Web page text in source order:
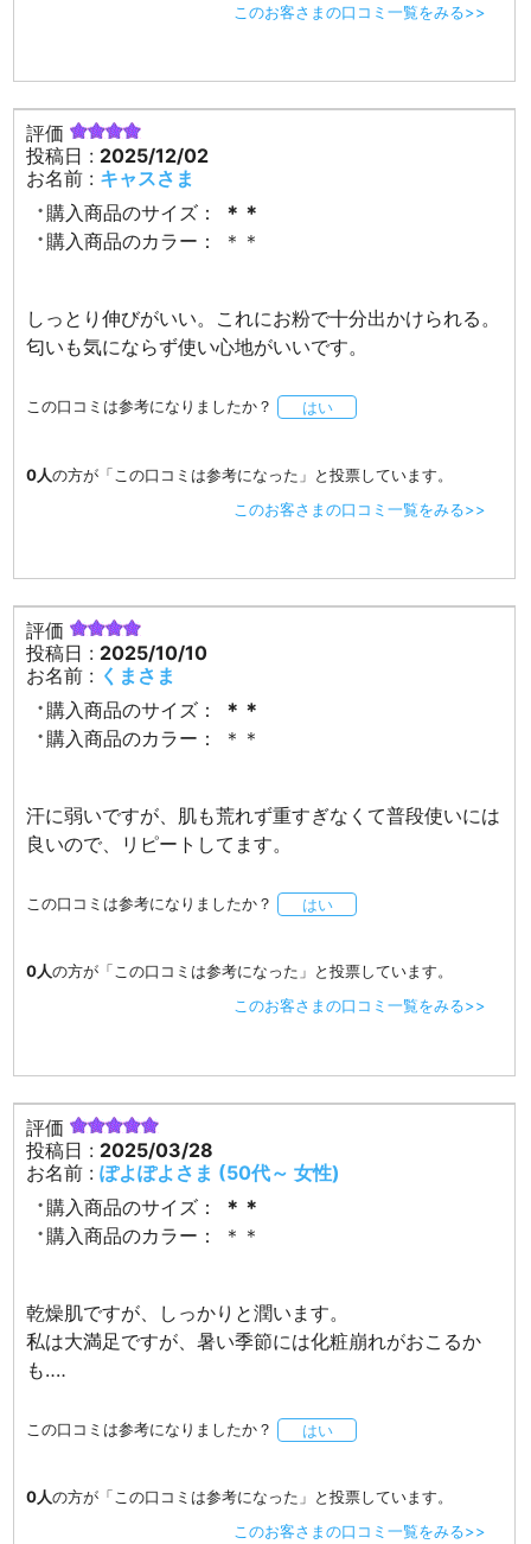
このお客さまの口コミ一覧をみる>>
評価
投稿日 : 2025/12/02
お名前 : キャスさま
購入商品のサイズ：
＊＊
購入商品のカラー：
＊＊
しっとり伸びがいい。これにお粉で十分出かけられる。
匂いも気にならず使い心地がいいです。
この口コミは参考になりましたか？ はい
0人の方が「この口コミは参考になった」と投票しています。
このお客さまの口コミ一覧をみる>>
評価
投稿日 : 2025/10/10
お名前 : くまさま
購入商品のサイズ：
＊＊
購入商品のカラー：
＊＊
汗に弱いですが、肌も荒れず重すぎなくて普段使いには
良いので、リピートしてます。
この口コミは参考になりましたか？ はい
0人の方が「この口コミは参考になった」と投票しています。
このお客さまの口コミ一覧をみる>>
評価
投稿日 : 2025/03/28
お名前 :ぽよぽよさま (50代～ 女性)
購入商品のサイズ：
＊＊
購入商品のカラー：
＊＊
乾燥肌ですが、しっかりと潤います。
私は大満足ですが、暑い季節には化粧崩れがおこるか
も‥‥
この口コミは参考になりましたか？ はい
0人の方が「この口コミは参考になった」と投票しています。
このお客さまの口コミ一覧をみる>>